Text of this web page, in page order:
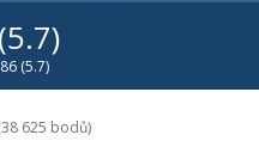
(5.7)
(5.7)
625 bodů)